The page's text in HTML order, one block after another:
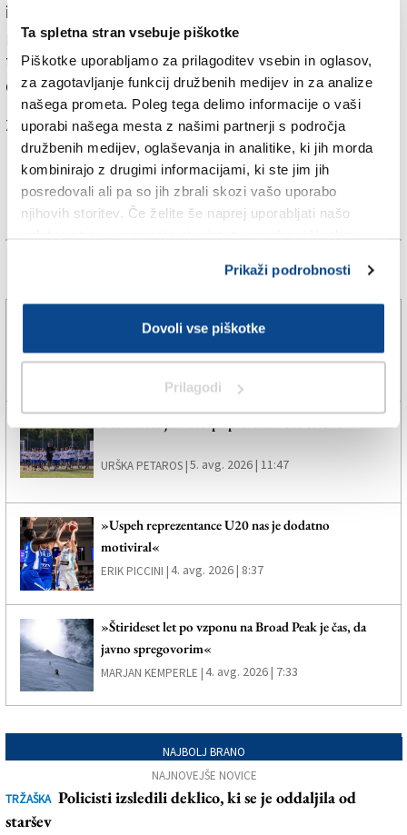
Ta spletna stran vsebuje piškotke
Piškotke uporabljamo za prilagoditev vsebin in oglasov,
za zagotavljanje funkcij družbenih medijev in za analize
našega prometa. Poleg tega delimo informacije o vaši
uporabi našega mesta z našimi partnerji s področja
družbenih medijev, oglaševanja in analitike, ki jih morda
kombinirajo z drugimi informacijami, ki ste jim jih
posredovali ali pa so jih zbrali skozi vašo uporabo
njihovih storitev. Če želite še naprej uporabljati našo
Prikaži podrobnosti
Dovoli vse piškotke
Prilagodi
in o Luki Dončiću. Kaj pa o za Tavčarja ne preveč
priljubljeni severnoameriški poklicni ligi NBA? Več o
tem v jutrišnji (petkovi) tiskani izdaji Primorskega
dnevnika.
Za branje in pisanje komentarjevje potrebna prijava
»Hat-trick« Milana, Daniel Skerl ponovno peti
ERIK PICCINI |5. avg. 2026 | 18:13
URŠKA PETAROS |5. avg. 2026 | 11:47
»Uspeh reprezentance U20 nas je dodatno
motiviral«
ERIK PICCINI |4. avg. 2026 | 8:37
»Štirideset let po vzponu na Broad Peak je čas, da
javno spregovorim«
MARJAN KEMPERLE |4. avg. 2026 | 7:33
NAJBOLJ BRANO
NAJNOVEJŠE NOVICE
TRŽAŠKA Policisti izsledili deklico, ki se je oddaljila od
staršev